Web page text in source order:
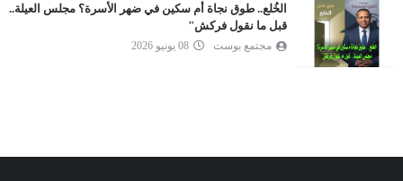
الخُلع.. طوق نجاة أم سكين في ضهر الأسرة؟ مجلس العيلة..
قبل ما نقول فركش"
مجتمع بوست 08 يونيو 2026